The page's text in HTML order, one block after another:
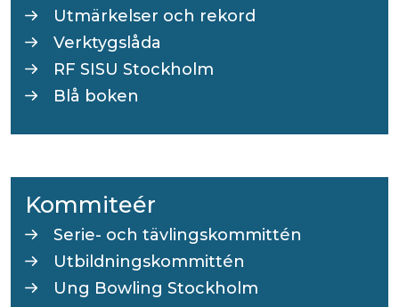
Utmärkelser och rekord
Verktygslåda
RF SISU Stockholm
Blå boken
Kommiteér
Serie- och tävlingskommittén
Utbildningskommittén
Ung Bowling Stockholm